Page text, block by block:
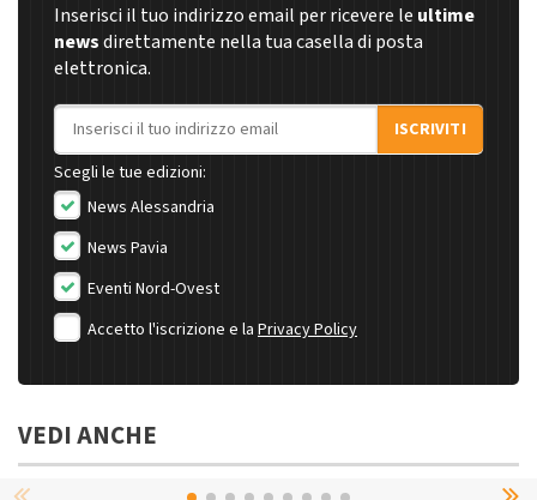
Inserisci il tuo indirizzo email per ricevere le ultime
newsdirettamente nella tua casella di posta
elettronica.
Indirizzo email
ISCRIVITI
Scegli le tue edizioni:
News Alessandria
News Pavia
Eventi Nord-Ovest
Accetto l'iscrizione e la Privacy Policy
VEDI ANCHE